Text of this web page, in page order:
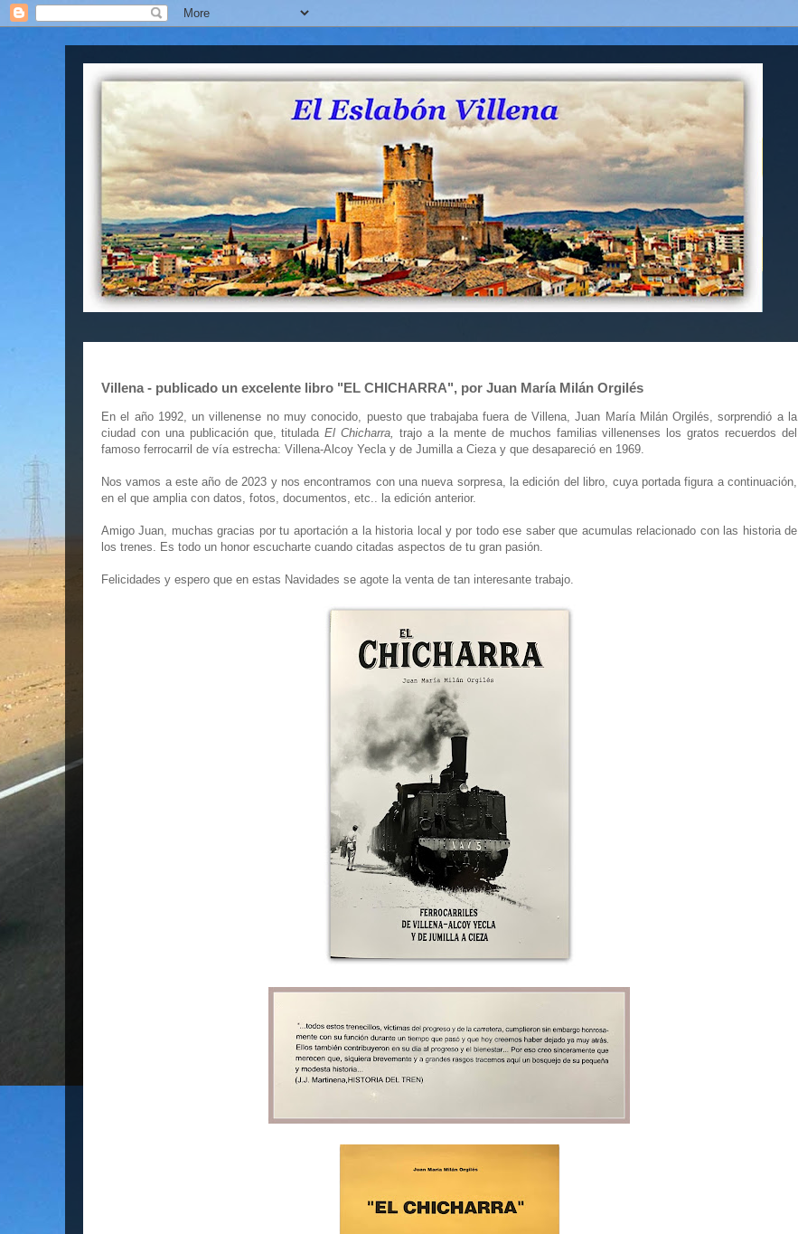
Villena - publicado un excelente libro "EL CHICHARRA", por Juan María Milán Orgilés
En el año 1992, un villenense no muy conocido, puesto que trabajaba fuera de Villena, Juan María Milán Orgilés, sorprendió a la
ciudad con una publicación que, tituladaEl Chicharra,trajo a la mente de muchos familias villenenses los gratos recuerdos del
famoso ferrocarril de vía estrecha: Villena-Alcoy Yecla y de Jumilla a Cieza y que desapareció en 1969.
Nos vamos a este año de 2023 y nos encontramos con una nueva sorpresa, la edición del libro, cuya portada figura a continuación,
en el que amplia con datos, fotos, documentos, etc.. la edición anterior.
Amigo Juan, muchas gracias por tu aportación a la historia local y por todo ese saber que acumulas relacionado con las historia de
los trenes. Es todo un honor escucharte cuando citadas aspectos de tu gran pasión.
Felicidades y espero que en estas Navidades se agote la venta de tan interesante trabajo.